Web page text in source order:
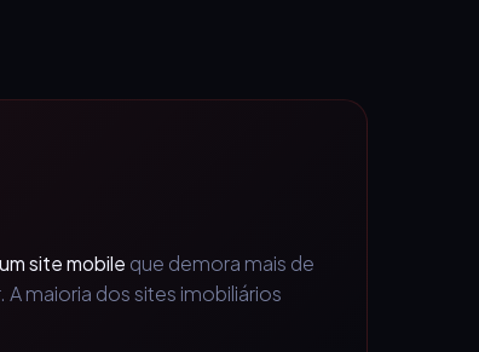
site mobile que demora mais de
maioria dos sites imobiliários